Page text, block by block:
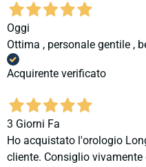
Oggi
Ottima , personale gentile ,
Acquirente verificato
3 Giorni Fa
Ho acquistato l'orologio
cliente. Consiglio